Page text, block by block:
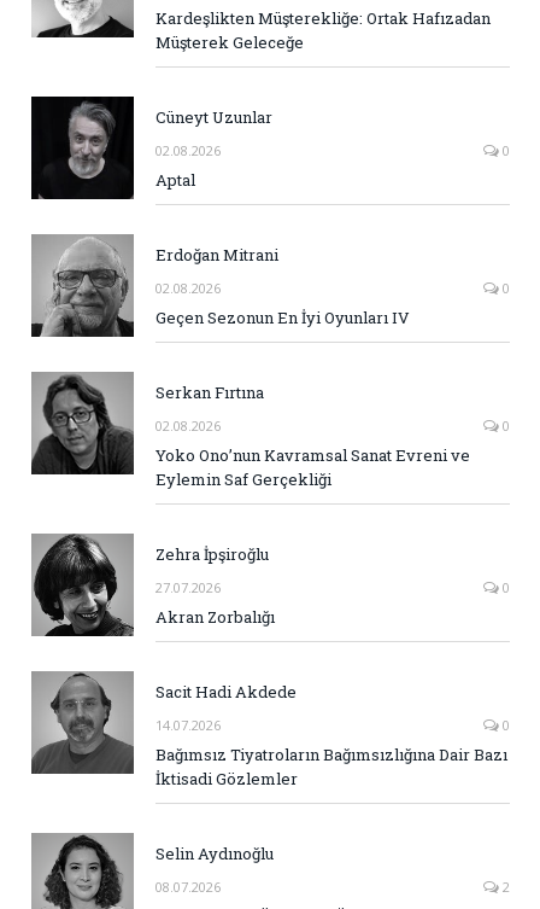
Kardeşlikten Müşterekliğe: Ortak Hafızadan
Müşterek Geleceğe
Cüneyt Uzunlar
02.08.2026 0
Aptal
Erdoğan Mitrani
02.08.2026 0
Geçen Sezonun En İyi Oyunları IV
Serkan Fırtına
02.08.2026 0
Yoko Ono’nun Kavramsal Sanat Evreni ve
Eylemin Saf Gerçekliği
Zehra İpşiroğlu
27.07.2026 0
Akran Zorbalığı
Sacit Hadi Akdede
14.07.2026 0
Bağımsız Tiyatroların Bağımsızlığına Dair Bazı
İktisadi Gözlemler
Selin Aydınoğlu
08.07.2026 2